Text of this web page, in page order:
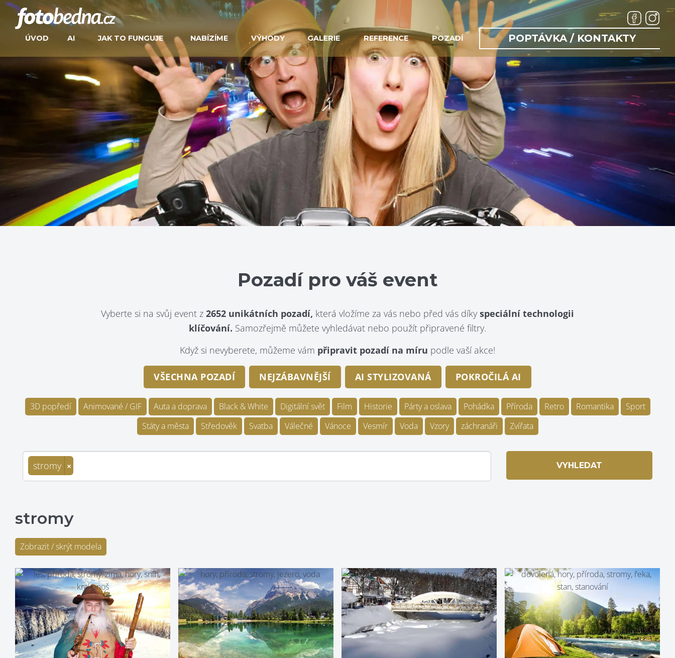
ÚVOD AI JAK TO FUNGUJE NABÍZÍME VÝHODY GALERIE REFERENCE POZADÍ POPTÁVKA / KONTAKTY
Pozadí pro váš event
Vyberte si na svůj event z 2652 unikátních pozadí, která vložíme za vás nebo před vás díky speciální technologii
klíčování. Samozřejmě můžete vyhledávat nebo použít připravené filtry.
Když si nevyberete, můžeme vám připravit pozadí na míru podle vaší akce!
VŠECHNA POZADÍ NEJZÁBAVNĚJŠÍ AI STYLIZOVANÁ POKROČILÁ AI
3D popředí Animované / GIF Auta a doprava Black & White Digitální svět Film Historie Párty a oslava Pohádka Příroda Retro Romantika
Sport
Státy a města
Středověk Svatba Válečné Vánoce Vesmír Voda Vzory záchranáři Zvířata
stromy × VYHLEDAT
stromy
Zobrazit / skrýt modela